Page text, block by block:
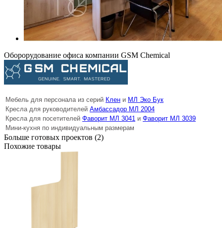
Оборорудование офиса компании GSM Chemical
Мебель для персонала из серий Клен и МЛ Эко Бук
Кресла для руководителей Амбассадор МЛ 2004
Кресла для посетителей Фаворит МЛ 3041 и Фаворит МЛ 3039
Мини-кухня по индивидуальным размерам
Больше готовых проектов (2)
Похожие товары